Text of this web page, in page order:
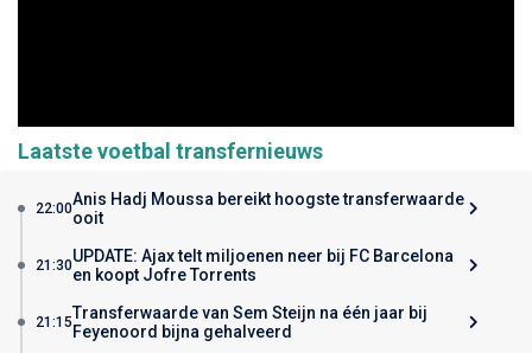
Laatste voetbal transfernieuws
22:00Anis Hadj Moussa bereikt hoogste transferwaarde
ooit
21:30UPDATE: Ajax telt miljoenen neer bij FC Barcelona
en koopt Jofre Torrents
21:15Transferwaarde van Sem Steijn na één jaar bij
Feyenoord bijna gehalveerd